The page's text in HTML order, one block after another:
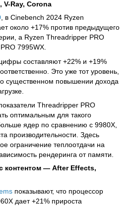
Ray, Corona
, в Cinebench 2024 Ryzen
около +17% против предыдущего
а Ryzen Threadripper PRO
7995WX.
составляют +22% и +19%
Это уже тот уровень,
о существенном повышении дохода
Threadripper PRO
оптимальным для такого
ядер по сравнению с 9980X,
производительности. Здесь
ограничение теплоотдачи на
рендеринга от памяти.
контентом — After Effects,
показывают, что процессор
дает +21% прироста